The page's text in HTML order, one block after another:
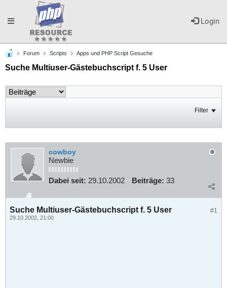
Login
Toggle
navigation
Forum Scripts Apps und PHP Script Gesuche
Suche Multiuser-Gästebuchscript f. 5 User
Filter
cowboy
Newbie
Dabei seit: 29.10.2002 Beiträge: 33
#1
Suche Multiuser-Gästebuchscript f. 5 User
29.10.2002, 21:00